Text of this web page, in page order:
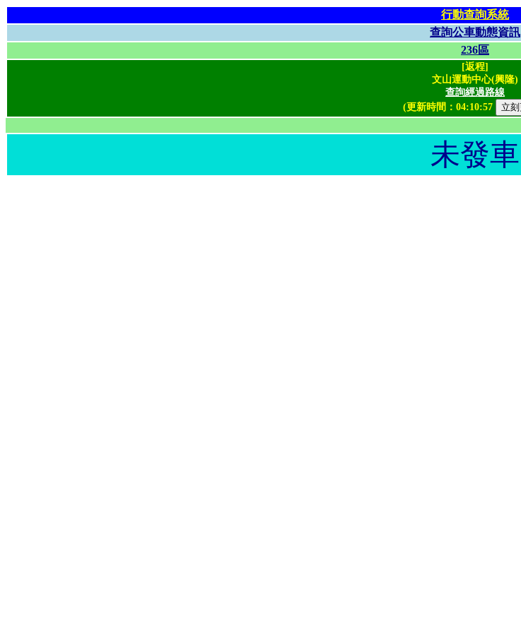
行動查詢系統
查詢公車動態資訊
236區
[返程]
文山運動中心(興隆)
查詢經過路線
(更新時間： 04:10:57
未發車